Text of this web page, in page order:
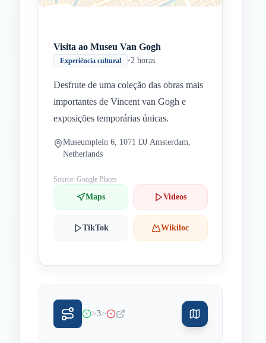
Visita ao Museu Van Gogh
Experiência cultural •2 horas
Desfrute de uma coleção das obras mais
importantes de Vincent van Gogh e
exposições temporárias únicas.
Museumplein 6, 1071 DJ Amsterdam,
Netherlands
Source: Google Places
Maps Videos
TikTok Wikiloc
>3>